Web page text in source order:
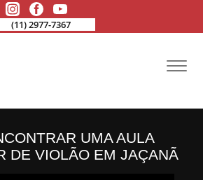
(11) 2977-7367
UMA AULA
DE VIOLÃO EM JAÇANÃ